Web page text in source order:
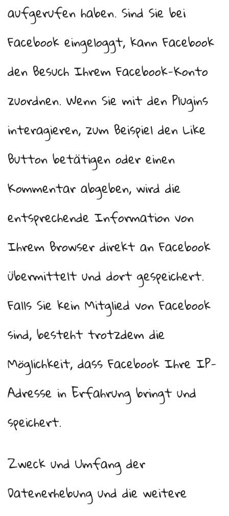
aufgerufen haben. Sind Sie bei
Facebook eingeloggt, kann Facebook
den Besuch Ihrem Facebook-Konto
zuordnen. Wenn Sie mit den Plugins
interagieren, zum Beispiel den Like
Button betätigen oder einen
Kommentar abgeben, wird die
entsprechende Information von
Ihrem Browser direkt an Facebook
übermittelt und dort gespeichert.
Falls Sie kein Mitglied von Facebook
sind, besteht trotzdem die
Möglichkeit, dass Facebook Ihre IP-
Adresse in Erfahrung bringt und
speichert.
Zweck und Umfang der
Datenerhebung und die weitere